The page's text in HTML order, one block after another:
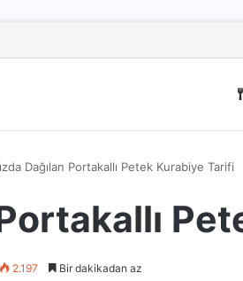
Dağılan Portakallı Petek Kurabiye Tarifi
2.197 Bir dakikadan az